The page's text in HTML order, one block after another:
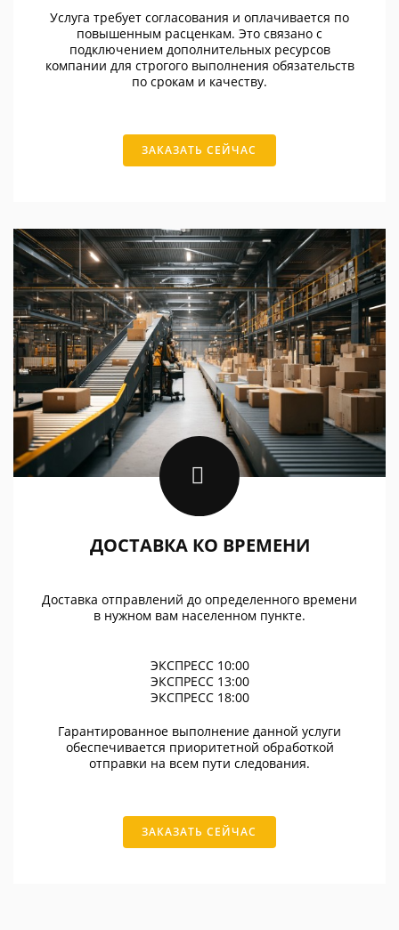
Услуга требует согласования и оплачивается по
повышенным расценкам. Это связано с
подключением дополнительных ресурсов
компании для строгого выполнения обязательств
по срокам и качеству.
ЗАКАЗАТЬ СЕЙЧАС
ДОСТАВКА КО ВРЕМЕНИ
Доставка отправлений до определенного времени
в нужном вам населенном пункте.
ЭКСПРЕСС 10:00
ЭКСПРЕСС 13:00
ЭКСПРЕСС 18:00
Гарантированное выполнение данной услуги
обеспечивается приоритетной обработкой
отправки на всем пути следования.
ЗАКАЗАТЬ СЕЙЧАС